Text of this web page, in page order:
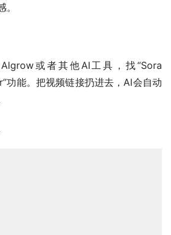
或者其他AI工具，找“Sora
功能。把视频链接扔进去，AI会自动